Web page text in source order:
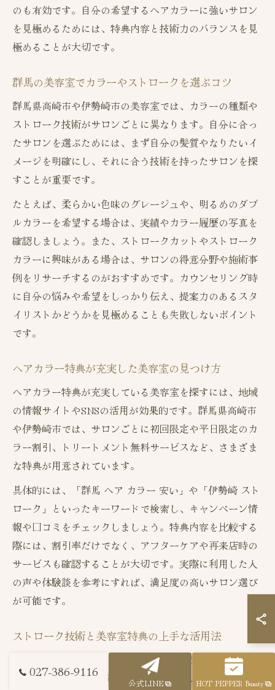
のも有効です。自分の希望するヘアカラーに強いサロン
を見極めるためには、特典内容と技術力のバランスを見
極めることが大切です。
群馬の美容室でカラーやストロークを選ぶコツ
群馬県高崎市や伊勢崎市の美容室では、カラーの種類や
ストローク技術がサロンごとに異なります。自分に合っ
たサロンを選ぶためには、まず自分の髪質やなりたいイ
メージを明確にし、それに合う技術を持ったサロンを探
すことが重要です。
たとえば、柔らかい色味のグレージュや、明るめのダブ
ルカラーを希望する場合は、実績やカラー履歴の写真を
確認しましょう。また、ストロークカットやストローク
カラーに興味がある場合は、サロンの得意分野や施術事
例をリサーチするのがおすすめです。カウンセリング時
に自分の悩みや希望をしっかり伝え、提案力のあるスタ
イリストかどうかを見極めることも失敗しないポイント
です。
ヘアカラー特典が充実した美容室の見つけ方
ヘアカラー特典が充実している美容室を探すには、地域
の情報サイトやSNSの活用が効果的です。群馬県高崎市
や伊勢崎市では、サロンごとに初回限定や平日限定のカ
ラー割引、トリートメント無料サービスなど、さまざま
な特典が用意されています。
具体的には、「群馬 ヘア カラー 安い」や「伊勢崎 スト
ローク」といったキーワードで検索し、キャンペーン情
報や口コミをチェックしましょう。特典内容を比較する
際には、割引率だけでなく、アフターケアや再来店時の
サービスも確認することが大切です。実際に利用した人
の声や体験談を参考にすれば、満足度の高いサロン選び
が可能です。
ストローク技術と美容室特典の上手な活用法
ストローク技術とは、ハサミの動きやカラーの塗り方を
工夫することで、自然な立体感や柔らかい仕上がりを実
027-386-9116
公式LINE HOT PEPPER Beauty